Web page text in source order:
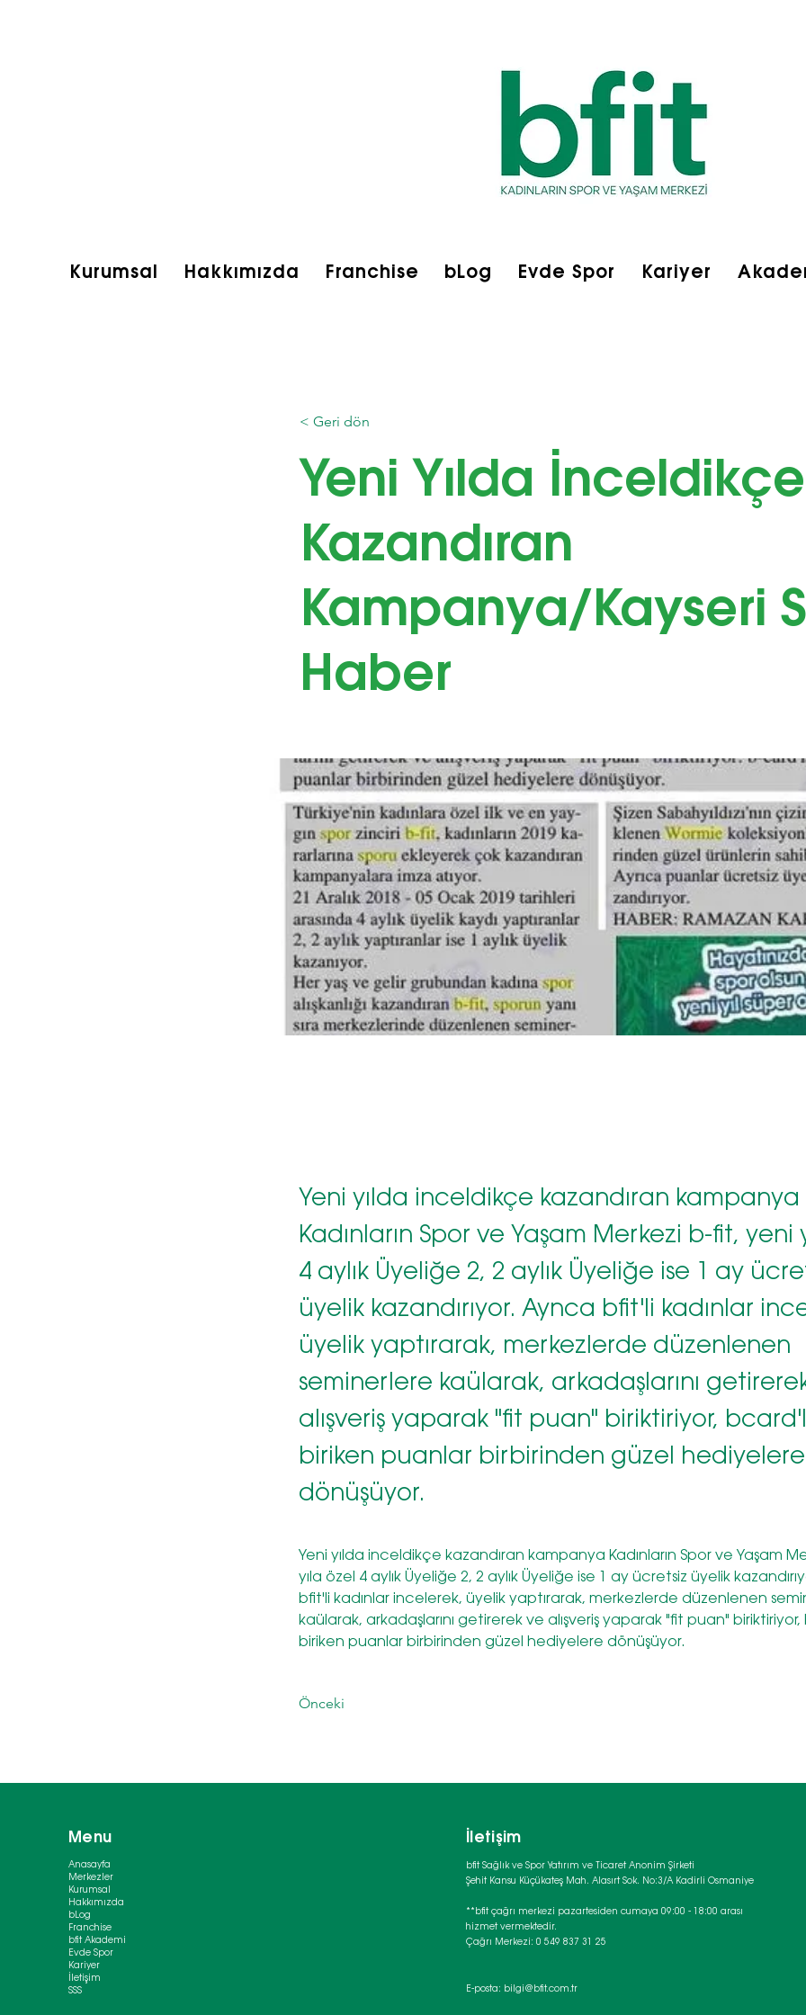
Kurumsal Hakkımızda Franchise bLog Evde Spor Kariyer
< Geri dön
Yeni Yılda İnceldikçe
Kazandıran
Kampanya/Kayseri
Haber
Yeni yılda inceldikçe kazandıran kampanya
Kadınların Spor ve Yaşam Merkezi b-fit, yeni
4 aylık Üyeliğe 2, 2 aylık Üyeliğe ise 1 ay
üyelik kazandırıyor. Aynca bfit'li kadınlar
üyelik yaptırarak, merkezlerde düzenlenen
seminerlere kaülarak, arkadaşlarını
alışveriş yaparak "fit puan" biriktiriyor,
biriken puanlar birbirinden güzel hediyelere
dönüşüyor.
Yeni yılda inceldikçe kazandıran kampanya Kadınların Spor ve Yaşam
yıla özel 4 aylık Üyeliğe 2, 2 aylık Üyeliğe ise 1 ay ücretsiz üyelik
bfit'li kadınlar incelerek, üyelik yaptırarak, merkezlerde düzenlenen
kaülarak, arkadaşlarını getirerek ve alışveriş yaparak "fit puan"
biriken puanlar birbirinden güzel hediyelere dönüşüyor.
Önceki
Menu
Anasayfa
Merkezler
Kurumsal
Hakkımızda
bLog
Franchise
bfit Akademi
Evde Spor
Kariyer
İletişim
SSS
İletişim
bfit Sağlık ve Spor Yatırım ve Ticaret Anonim Şirketi
Şehit Kansu Küçükateş Mah. Alasırt Sok. No:3/A Kadirli Osmaniye
**bfit çağrı merkezi pazartesiden cumaya 09:00 - 18:00 arası
hizmet vermektedir.
Çağrı Merkezi: 0 549 837 31 25
E-posta: bilgi@bfit.com.tr